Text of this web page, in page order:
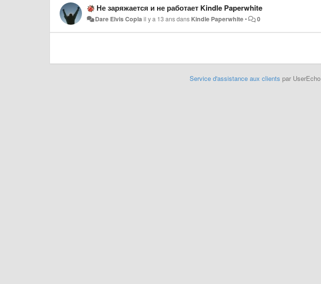
Не заряжается и не работает Kindle Paperwhite
Dare Elvis Coplail y a 13 ansdans Kindle Paperwhite• 0
Service d'assistance aux clients par UserEcho